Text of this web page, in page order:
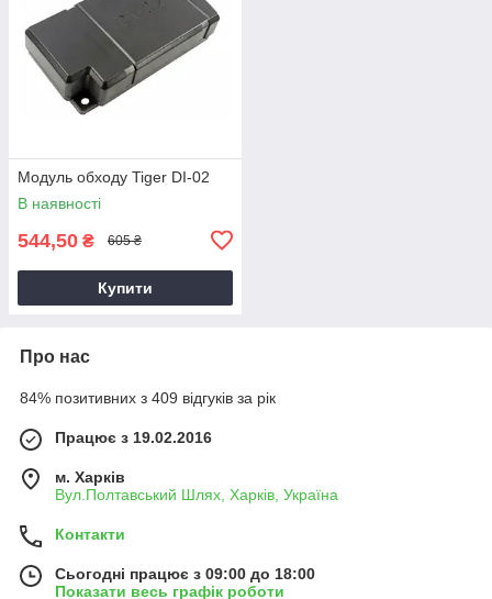
Модуль обходу Tiger DI-02
В наявності
544,50 ₴ 605 ₴
Купити
Про нас
84% позитивних з 409 відгуків за рік
Працює з 19.02.2016
м. Харків
Вул.Полтавський Шлях, Харків, Україна
Контакти
Сьогодні працює з 09:00 до 18:00
Показати весь графік роботи